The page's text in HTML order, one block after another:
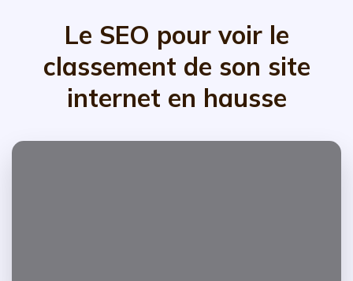
Le SEO pour voir le
classement de son site
internet en hausse